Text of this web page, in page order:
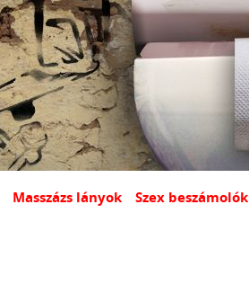
Masszázs lányok Szex beszámolók